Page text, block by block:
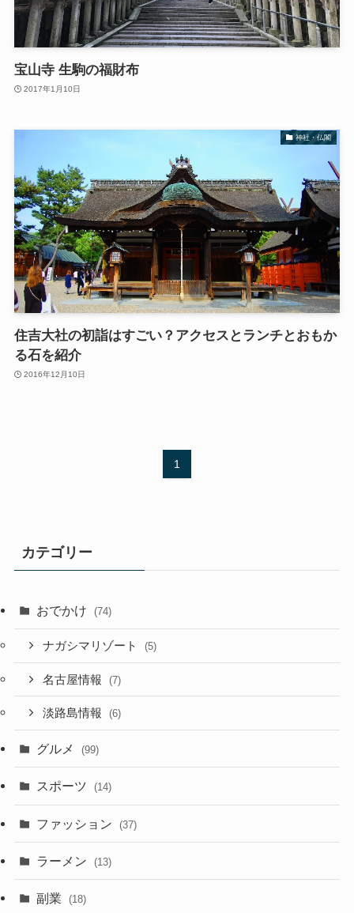
宝山寺 生駒の福財布
2017年1月10日
神社・仏閣
住吉大社の初詣はすごい？アクセスとランチとおもか
る石を紹介
2016年12月10日
1
カテゴリー
おでかけ (74)
ナガシマリゾート (5)
名古屋情報 (7)
淡路島情報 (6)
グルメ (99)
スポーツ (14)
ファッション (37)
ラーメン (13)
副業 (18)